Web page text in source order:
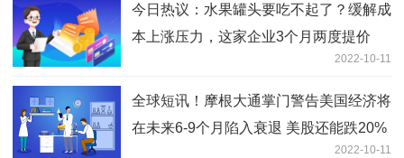
今日热议：水果罐头要吃不起了？缓解成
本上涨压力，这家企业3个月两度提价
2022-10-11
全球短讯！摩根大通掌门警告美国经济将
在未来6-9个月陷入衰退 美股还能跌20%
2022-10-11